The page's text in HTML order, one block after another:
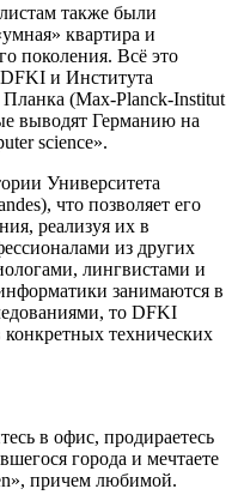
также были
квартира и
поколения. Всё это
и Института
(Max-Planck-Institut
выводят Германию на
science».
Университета
что позволяет его
реализуя их в
из других
лингвистами и
занимаются в
то DFKI
технических
в офис, продираетесь
города и мечтаете
причем любимой.